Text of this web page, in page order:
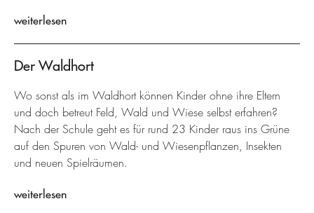
weiterlesen
Der Waldhort
Wo sonst als im Waldhort können Kinder ohne ihre Eltern
und doch betreut Feld, Wald und Wiese selbst erfahren?
Nach der Schule geht es für rund 23 Kinder raus ins Grüne
auf den Spuren von Wald- und Wiesenpflanzen, Insekten
und neuen Spielräumen.
weiterlesen